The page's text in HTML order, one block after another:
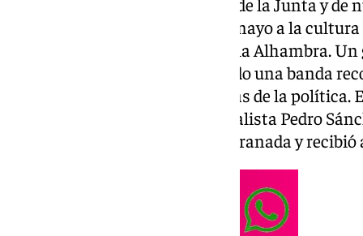
elecciones andaluzas del 17 de mayo a la
de la escena pop a las faldas de la Alhambra.
llamado indie para acabar siendo una banda
mainstream hasta las entretelas de la política.
presidente del Gobierno, el socialista Pedro
fiesta privada con músicos de Granada y